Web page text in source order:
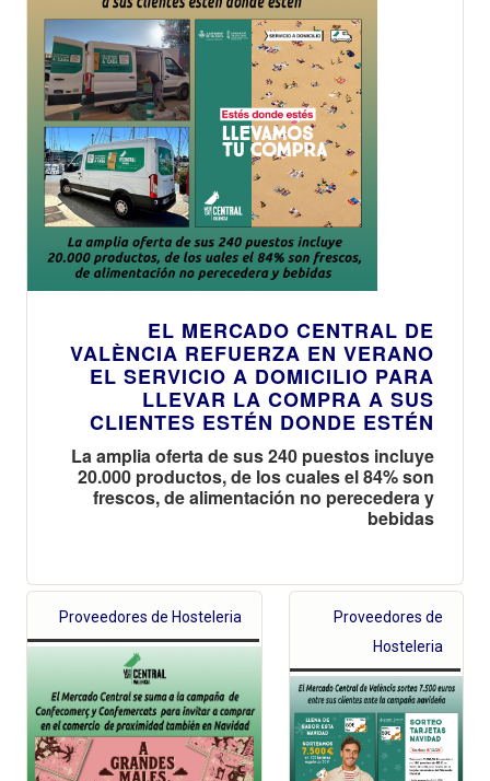
EL MERCADO CENTRAL DE
VALÈNCIA REFUERZA EN VERANO
EL SERVICIO A DOMICILIO PARA
LLEVAR LA COMPRA A SUS
CLIENTES ESTÉN DONDE ESTÉN
La amplia oferta de sus 240 puestos incluye
20.000 productos, de los cuales el 84% son
frescos, de alimentación no perecedera y
bebidas
Proveedores de Hosteleria
Proveedores de
Hosteleria